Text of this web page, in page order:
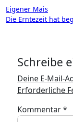
Eigener Mais
Die Erntezeit hat
Schreibe
Deine E-Mail-
Erforderliche
Kommentar*